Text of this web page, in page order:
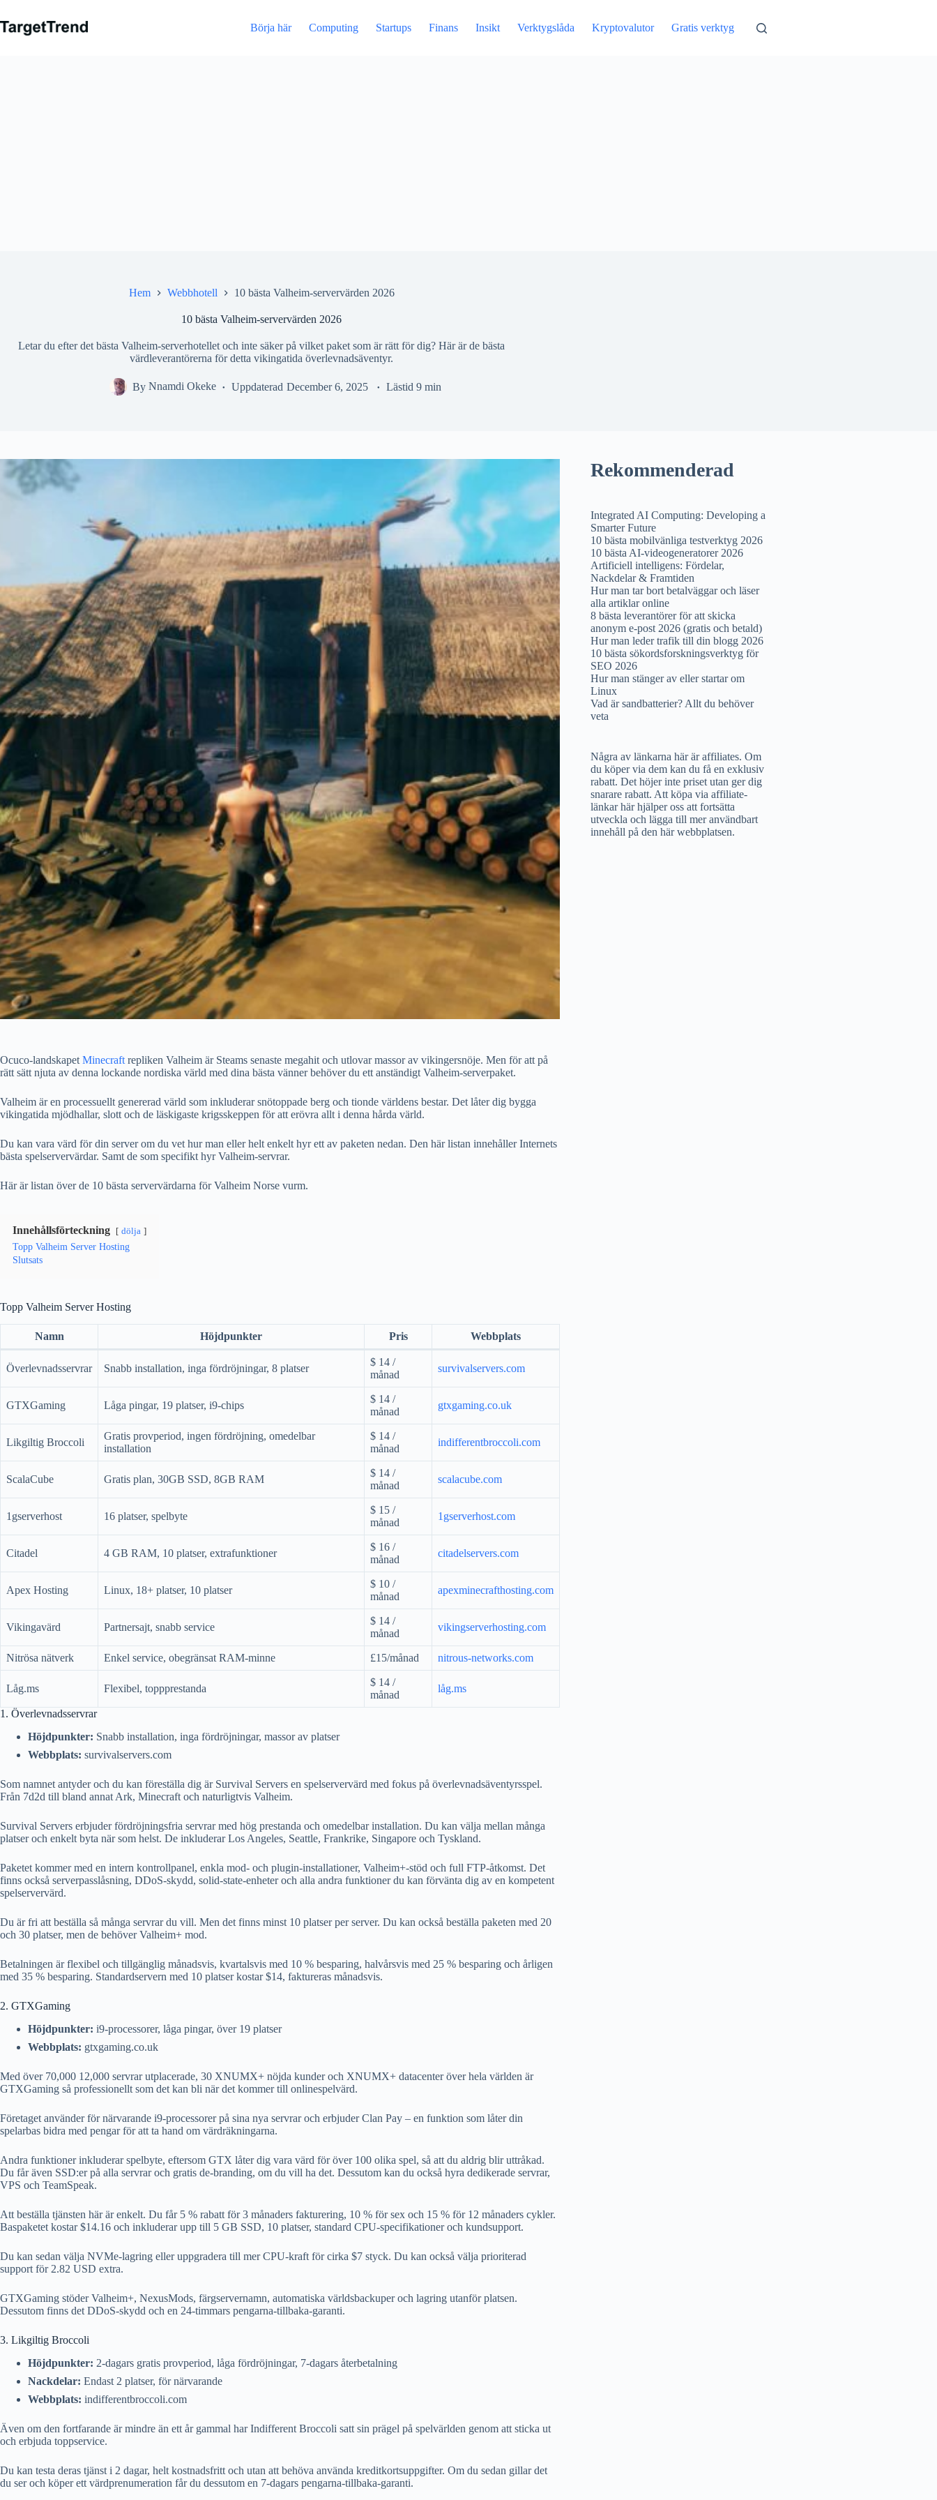
innehåll
Börja här Computing Startups Finans Insikt Verktygslåda Kryptovalutor Gratis verktyg
Hem Webbhotell 10 bästa Valheim-servervärden 2026
10 bästa Valheim-servervärden 2026
Letar du efter det bästa Valheim-serverhotellet och inte säker på vilket paket som är rätt för dig? Här är de bästa
värdleverantörerna för detta vikingatida överlevnadsäventyr.
By Nnamdi Okeke Uppdaterad December 6, 2025 Lästid 9 min
Ocuco-landskapet Minecraft repliken Valheim är Steams senaste megahit och utlovar massor av vikingersnöje. Men för att på
rätt sätt njuta av denna lockande nordiska värld med dina bästa vänner behöver du ett anständigt Valheim-serverpaket.
Valheim är en processuellt genererad värld som inkluderar snötoppade berg och tionde världens bestar. Det låter dig bygga
vikingatida mjödhallar, slott och de läskigaste krigsskeppen för att erövra allt i denna hårda värld.
Du kan vara värd för din server om du vet hur man eller helt enkelt hyr ett av paketen nedan. Den här listan innehåller Internets
bästa spelservervärdar. Samt de som specifikt hyr Valheim-servrar.
Här är listan över de 10 bästa servervärdarna för Valheim Norse vurm.
Innehållsförteckning dölja
Topp Valheim Server Hosting
Slutsats
Topp Valheim Server Hosting
Namn Höjdpunkter Pris Webbplats
Överlevnadsservrar Snabb installation, inga fördröjningar, 8 platser
$ 14 /
månad
survivalservers.com
GTXGaming Låga pingar, 19 platser, i9-chips
$ 14 /
månad
gtxgaming.co.uk
Likgiltig Broccoli
Gratis provperiod, ingen fördröjning, omedelbar
installation
$ 14 /
månad
indifferentbroccoli.com
ScalaCube Gratis plan, 30GB SSD, 8GB RAM
$ 14 /
månad
scalacube.com
1gserverhost 16 platser, spelbyte
$ 15 /
månad
1gserverhost.com
Citadel 4 GB RAM, 10 platser, extrafunktioner
$ 16 /
månad
citadelservers.com
Apex Hosting Linux, 18+ platser, 10 platser
$ 10 /
månad
apexminecrafthosting.com
Vikingavärd Partnersajt, snabb service
$ 14 /
månad
vikingserverhosting.com
Nitrösa nätverk Enkel service, obegränsat RAM-minne £15/månad nitrous-networks.com
Låg.ms Flexibel, toppprestanda
$ 14 /
månad
låg.ms
1. Överlevnadsservrar
Höjdpunkter: Snabb installation, inga fördröjningar, massor av platser
Webbplats: survivalservers.com
Som namnet antyder och du kan föreställa dig är Survival Servers en spelservervärd med fokus på överlevnadsäventyrsspel.
Från 7d2d till bland annat Ark, Minecraft och naturligtvis Valheim.
Survival Servers erbjuder fördröjningsfria servrar med hög prestanda och omedelbar installation. Du kan välja mellan många
platser och enkelt byta när som helst. De inkluderar Los Angeles, Seattle, Frankrike, Singapore och Tyskland.
Paketet kommer med en intern kontrollpanel, enkla mod- och plugin-installationer, Valheim+-stöd och full FTP-åtkomst. Det
finns också serverpasslåsning, DDoS-skydd, solid-state-enheter och alla andra funktioner du kan förvänta dig av en kompetent
spelservervärd.
Du är fri att beställa så många servrar du vill. Men det finns minst 10 platser per server. Du kan också beställa paketen med 20
och 30 platser, men de behöver Valheim+ mod.
Betalningen är flexibel och tillgänglig månadsvis, kvartalsvis med 10 % besparing, halvårsvis med 25 % besparing och årligen
med 35 % besparing. Standardservern med 10 platser kostar $14, faktureras månadsvis.
2. GTXGaming
Höjdpunkter: i9-processorer, låga pingar, över 19 platser
Webbplats: gtxgaming.co.uk
Med över 70,000 12,000 servrar utplacerade, 30 XNUMX+ nöjda kunder och XNUMX+ datacenter över hela världen är
GTXGaming så professionellt som det kan bli när det kommer till onlinespelvärd.
Företaget använder för närvarande i9-processorer på sina nya servrar och erbjuder Clan Pay – en funktion som låter din
spelarbas bidra med pengar för att ta hand om värdräkningarna.
Andra funktioner inkluderar spelbyte, eftersom GTX låter dig vara värd för över 100 olika spel, så att du aldrig blir uttråkad.
Du får även SSD:er på alla servrar och gratis de-branding, om du vill ha det. Dessutom kan du också hyra dedikerade servrar,
VPS och TeamSpeak.
Att beställa tjänsten här är enkelt. Du får 5 % rabatt för 3 månaders fakturering, 10 % för sex och 15 % för 12 månaders cykler.
Baspaketet kostar $14.16 och inkluderar upp till 5 GB SSD, 10 platser, standard CPU-specifikationer och kundsupport.
Du kan sedan välja NVMe-lagring eller uppgradera till mer CPU-kraft för cirka $7 styck. Du kan också välja prioriterad
support för 2.82 USD extra.
GTXGaming stöder Valheim+, NexusMods, färgservernamn, automatiska världsbackuper och lagring utanför platsen.
Dessutom finns det DDoS-skydd och en 24-timmars pengarna-tillbaka-garanti.
3. Likgiltig Broccoli
Höjdpunkter: 2-dagars gratis provperiod, låga fördröjningar, 7-dagars återbetalning
Nackdelar: Endast 2 platser, för närvarande
Webbplats: indifferentbroccoli.com
Även om den fortfarande är mindre än ett år gammal har Indifferent Broccoli satt sin prägel på spelvärlden genom att sticka ut
och erbjuda toppservice.
Du kan testa deras tjänst i 2 dagar, helt kostnadsfritt och utan att behöva använda kreditkortsuppgifter. Om du sedan gillar det
du ser och köper ett värdprenumeration får du dessutom en 7-dagars pengarna-tillbaka-garanti.
Rekommenderad
Integrated AI Computing: Developing a
Smarter Future
10 bästa mobilvänliga testverktyg 2026
10 bästa AI-videogeneratorer 2026
Artificiell intelligens: Fördelar,
Nackdelar & Framtiden
Hur man tar bort betalväggar och läser
alla artiklar online
8 bästa leverantörer för att skicka
anonym e-post 2026 (gratis och betald)
Hur man leder trafik till din blogg 2026
10 bästa sökordsforskningsverktyg för
SEO 2026
Hur man stänger av eller startar om
Linux
Vad är sandbatterier? Allt du behöver
veta
Några av länkarna här är affiliates. Om
du köper via dem kan du få en exklusiv
rabatt. Det höjer inte priset utan ger dig
snarare rabatt. Att köpa via affiliate-
länkar här hjälper oss att fortsätta
utveckla och lägga till mer användbart
innehåll på den här webbplatsen.